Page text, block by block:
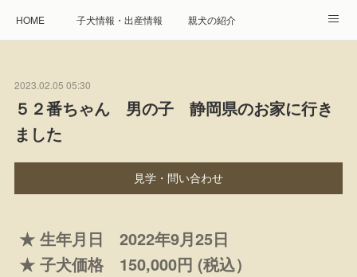
HOME 子犬情報・出産情報 親犬の紹介
遺伝疾患への取り組み
プレジール親睦会
2023.02.05 05:30
５２番ちゃん 男の子 静岡県のお家に行き
ました
見学・問い合わせ
★ 生年月日 2022年9月25日
★ 子犬価格 150,000円 (税込）